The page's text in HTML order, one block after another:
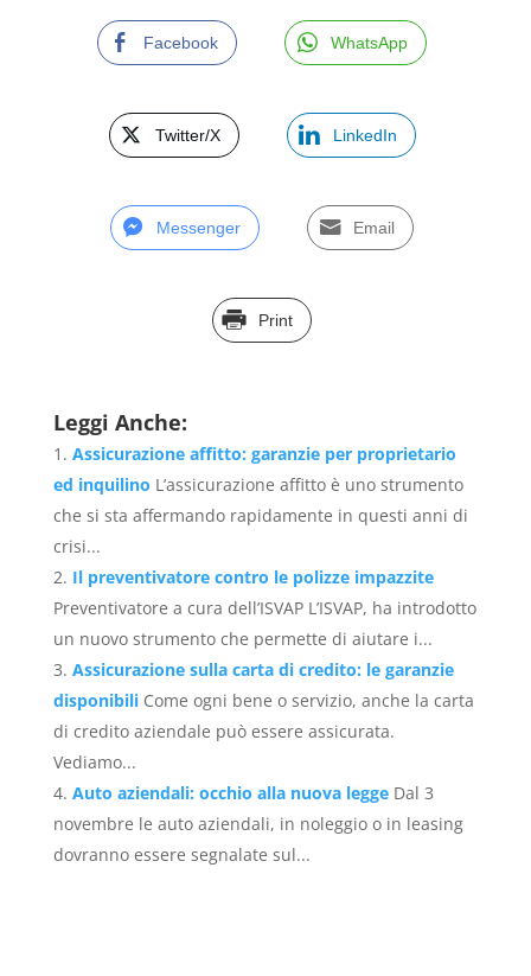
Facebook WhatsApp
Twitter/X LinkedIn
Messenger Email
Print
Leggi Anche:
Assicurazione affitto: garanzie per proprietario
ed inquilino L’assicurazione affitto è uno strumento
che si sta affermando rapidamente in questi anni di
crisi...
Il preventivatore contro le polizze impazzite
Preventivatore a cura dell’ISVAP L’ISVAP, ha introdotto
un nuovo strumento che permette di aiutare i...
Assicurazione sulla carta di credito: le garanzie
disponibili Come ogni bene o servizio, anche la carta
di credito aziendale può essere assicurata.
Vediamo...
Auto aziendali: occhio alla nuova legge Dal 3
novembre le auto aziendali, in noleggio o in leasing
dovranno essere segnalate sul...